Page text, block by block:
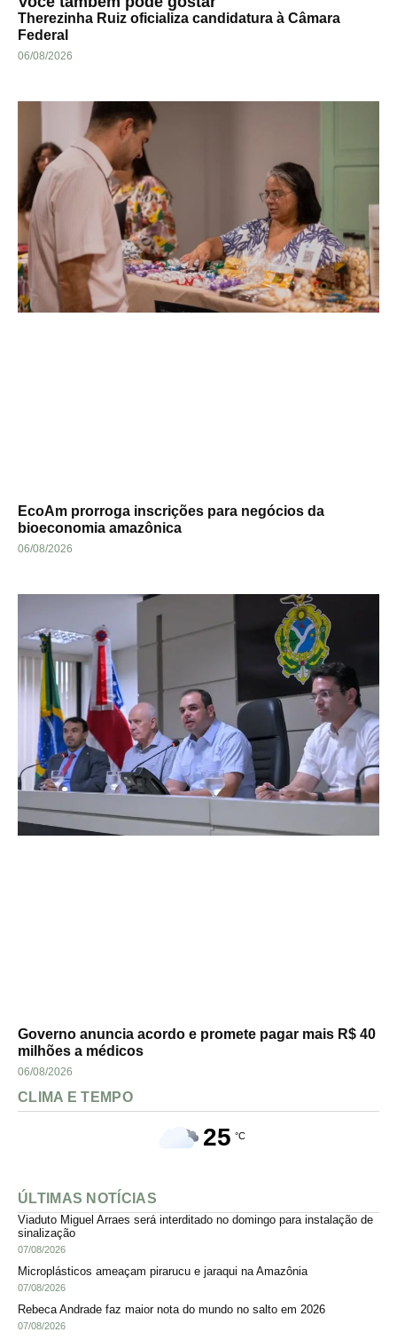
Therezinha Ruiz oficializa candidatura à Câmara
Federal
06/08/2026
EcoAm prorroga inscrições para negócios da
bioeconomia amazônica
06/08/2026
Governo anuncia acordo e promete pagar mais R$ 40
milhões a médicos
06/08/2026
CLIMA E TEMPO
25 °C
ÚLTIMAS NOTÍCIAS
Viaduto Miguel Arraes será interditado no domingo para instalação de
sinalização
07/08/2026
Microplásticos ameaçam pirarucu e jaraqui na Amazônia
07/08/2026
Rebeca Andrade faz maior nota do mundo no salto em 2026
07/08/2026